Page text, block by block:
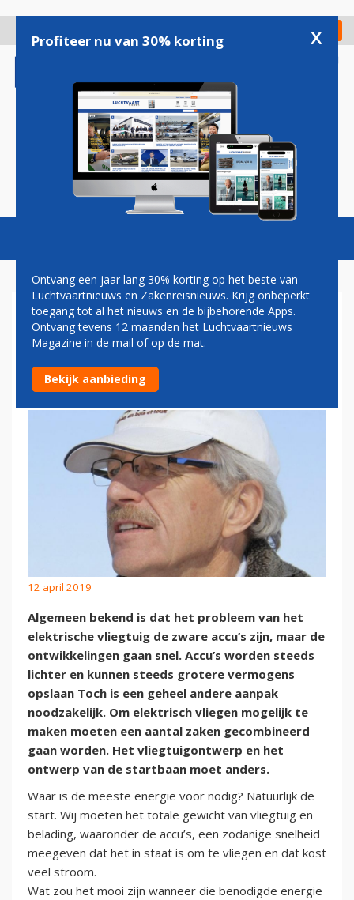
gaan
Check in
Magazine Podcasts Vacatures
PAUL GROVE: ELEKTRISCH
VLIEGEN KOMT STEEDS
DICHTERBIJ
12 april 2019
Algemeen bekend is dat het probleem van het
elektrische vliegtuig de zware accu’s zijn, maar de
ontwikkelingen gaan snel. Accu’s worden steeds
lichter en kunnen steeds grotere vermogens
opslaan Toch is een geheel andere aanpak
noodzakelijk. Om elektrisch vliegen mogelijk te
maken moeten een aantal zaken gecombineerd
gaan worden. Het vliegtuigontwerp en het
ontwerp van de startbaan moet anders.
Waar is de meeste energie voor nodig? Natuurlijk de
start. Wij moeten het totale gewicht van vliegtuig en
belading, waaronder de accu’s, een zodanige snelheid
meegeven dat het in staat is om te vliegen en dat kost
veel stroom.
Wat zou het mooi zijn wanneer die benodigde energie
Profiteer nu van 30% korting x
Ontvang een jaar lang 30% korting op het beste van
Luchtvaartnieuws en Zakenreisnieuws. Krijg onbeperkt
toegang tot al het nieuws en de bijbehorende Apps.
Ontvang tevens 12 maanden het Luchtvaartnieuws
Magazine in de mail of op de mat.
Bekijk aanbieding